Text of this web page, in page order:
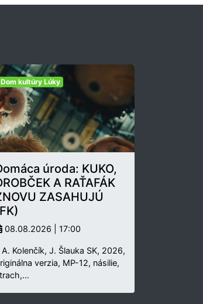
kultúry Lúky
úroda: KUKO,
A RAŤAFÁK
ZASAHUJÚ
08.08.2026 | 17:00
A. Kolenčík, J. Šlauka SK, 2026,
verzia, MP-12, násilie,